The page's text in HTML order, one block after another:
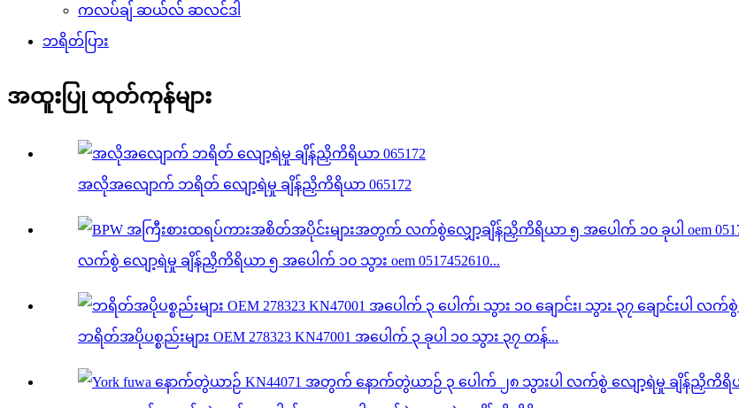
ကလပ်ချ် ဆယ်လ် ဆလင်ဒါ
ဘရိတ်ပြား
အထူးပြု ထုတ်ကုန်များ
အလိုအလျောက် ဘရိတ် လျော့ရဲမှု ချိန်ညှိကိရိယာ 065172
လက်စွဲ လျော့ရဲမှု ချိန်ညှိကိရိယာ ၅ အပေါက် ၁၀ သွား oem 0517452610...
ဘရိတ်အပိုပစ္စည်းများ OEM 278323 KN47001 အပေါက် ၃ ခုပါ ၁၀ သွား ၃၇ တန်...